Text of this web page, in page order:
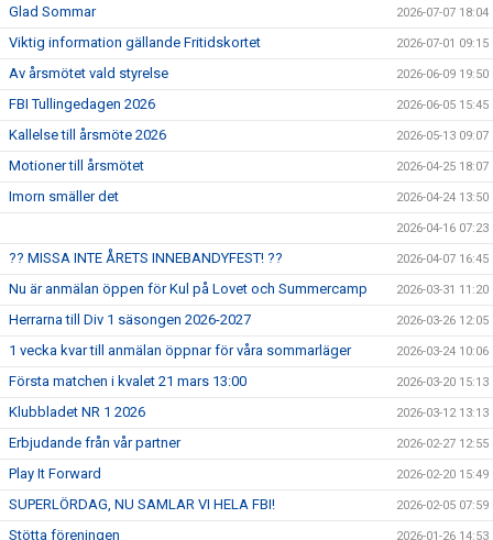
Glad Sommar 2026-07-07 18:04
Viktig information gällande Fritidskortet 2026-07-01 09:15
Av årsmötet vald styrelse 2026-06-09 19:50
FBI Tullingedagen 2026 2026-06-05 15:45
Kallelse till årsmöte 2026 2026-05-13 09:07
Motioner till årsmötet 2026-04-25 18:07
Imorn smäller det 2026-04-24 13:50
2026-04-16 07:23
?? MISSA INTE ÅRETS INNEBANDYFEST! ?? 2026-04-07 16:45
Nu är anmälan öppen för Kul på Lovet och Summercamp 2026-03-31 11:20
Herrarna till Div 1 säsongen 2026-2027 2026-03-26 12:05
1 vecka kvar till anmälan öppnar för våra sommarläger 2026-03-24 10:06
Första matchen i kvalet 21 mars 13:00 2026-03-20 15:13
Klubbladet NR 1 2026 2026-03-12 13:13
Erbjudande från vår partner 2026-02-27 12:55
Play It Forward 2026-02-20 15:49
SUPERLÖRDAG, NU SAMLAR VI HELA FBI! 2026-02-05 07:59
Stötta föreningen 2026-01-26 14:53